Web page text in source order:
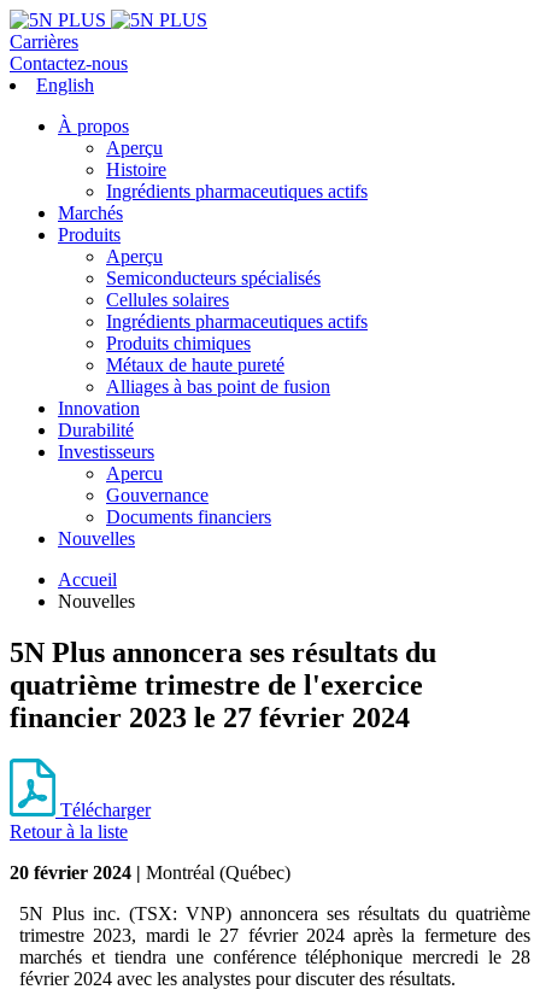
Carrières
Contactez-nous
English
À propos
Aperçu
Histoire
Ingrédients pharmaceutiques actifs
Marchés
Produits
Aperçu
Semiconducteurs spécialisés
Cellules solaires
Ingrédients pharmaceutiques actifs
Produits chimiques
Métaux de haute pureté
Alliages à bas point de fusion
Innovation
Durabilité
Investisseurs
Apercu
Gouvernance
Documents financiers
Nouvelles
Accueil
Nouvelles
5N Plus annoncera ses résultats du
quatrième trimestre de l'exercice
financier 2023 le 27 février 2024
Télécharger
Retour à la liste
20 février 2024 | Montréal (Québec)
5N Plus inc. (TSX: VNP) annoncera ses résultats du quatrième
trimestre 2023, mardi le 27 février 2024 après la fermeture des
marchés et tiendra une conférence téléphonique mercredi le 28
février 2024 avec les analystes pour discuter des résultats.